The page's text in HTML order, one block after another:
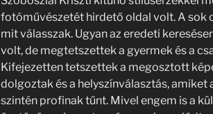
fotóművészetét hirdető oldal volt. A sok
mit válasszak. Ugyan az eredeti
volt, de megtetszettek a gyermek és a
Kifejezetten tetszettek a megosztott
dolgoztak és a helyszínválasztás, amiket
szintén profinak tűnt. Mivel engem is a